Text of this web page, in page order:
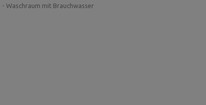
- Waschraum mit Brauchwasser